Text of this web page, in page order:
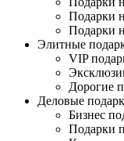
Подарки
Подарки
Элитные
VIP
Дорогие
Деловые
Бизнес
Подарки